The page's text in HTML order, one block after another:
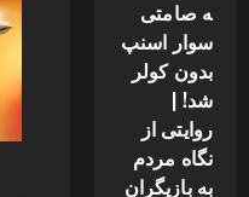
ه صامتی
سوار اسنپ
بدون کولر
شد! |
روایتی از
نگاه مردم
به بازیگران